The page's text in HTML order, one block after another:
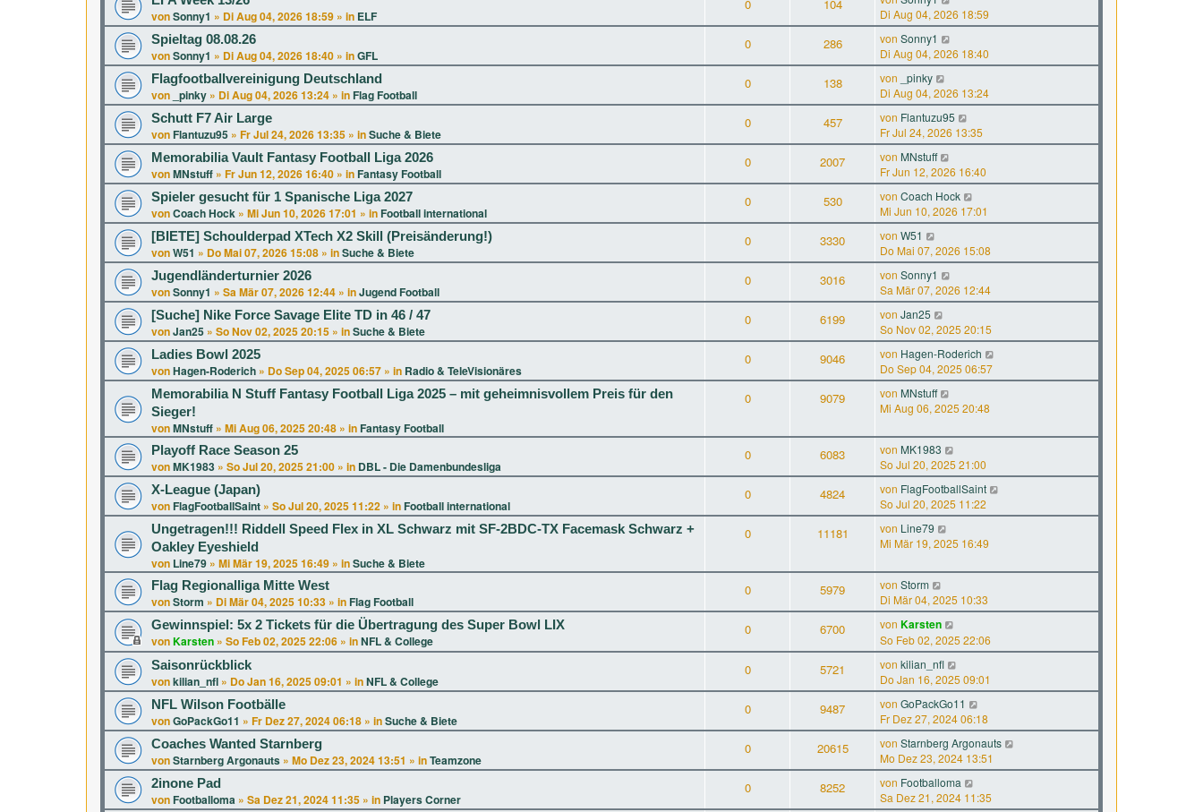
vonSonny1 » Di Aug 04, 2026 18:59 » in ELF
0 104
Di Aug 04, 2026 18:59
Spieltag 08.08.26
vonSonny1 » Di Aug 04, 2026 18:40 » inGFL
0 286 von Sonny1
Di Aug 04, 2026 18:40
Flagfootballvereinigung Deutschland
von _pinky » Di Aug 04, 2026 13:24 » in Flag Football
0 138 von
_pinky
Di Aug 04, 2026 13:24
Schutt F7 Air Large
von Flantuzu95 » Fr Jul 24, 2026 13:35 » inSuche & Biete
0 457 von Flantuzu95
Fr Jul 24, 2026 13:35
Memorabilia Vault Fantasy Football Liga 2026
vonMNstuff » Fr Jun 12, 2026 16:40 » in Fantasy Football
0 2007 von MNstuff
Fr Jun 12, 2026 16:40
Spieler gesucht für 1 Spanische Liga 2027
vonCoach Hock » Mi Jun 10, 2026 17:01 » in Football international
0 530 von Coach Hock
Mi Jun 10, 2026 17:01
[BIETE] Schoulderpad XTech X2 Skill (Preisänderung!)
vonW51 » Do Mai 07, 2026 15:08 » inSuche & Biete
0 3330 von W51
Do Mai 07, 2026 15:08
Jugendländerturnier 2026
vonSonny1 » Sa Mär 07, 2026 12:44 » inJugend Football
0 3016 von Sonny1
Sa Mär 07, 2026 12:44
[Suche] Nike Force Savage Elite TD in 46 / 47
vonJan25 » So Nov 02, 2025 20:15 » inSuche & Biete
0 6199 von Jan25
So Nov 02, 2025 20:15
Ladies Bowl 2025
vonHagen-Roderich » Do Sep 04, 2025 06:57 » in Radio & TeleVisionäres
0 9046 von Hagen-Roderich
Do Sep 04, 2025 06:57
Memorabilia N Stuff Fantasy Football Liga 2025 – mit geheimnisvollem Preis für den
Sieger!
vonMNstuff » Mi Aug 06, 2025 20:48 » in Fantasy Football
0 9079 von MNstuff
Mi Aug 06, 2025 20:48
Playoff Race Season 25
vonMK1983 » So Jul 20, 2025 21:00 » in DBL - Die Damenbundesliga
0 6083 von MK1983
So Jul 20, 2025 21:00
X-League (Japan)
von FlagFootballSaint » So Jul 20, 2025 11:22 » in Football international
0 4824 von FlagFootballSaint
So Jul 20, 2025 11:22
Ungetragen!!! Riddell Speed Flex in XL Schwarz mit SF-2BDC-TX Facemask Schwarz +
Oakley Eyeshield
von Line79 » Mi Mär 19, 2025 16:49 » inSuche & Biete
0 11181 von Line79
Mi Mär 19, 2025 16:49
Flag Regionalliga Mitte West
vonStorm » Di Mär 04, 2025 10:33 » in Flag Football
0 5979 von Storm
Di Mär 04, 2025 10:33
Gewinnspiel: 5x 2 Tickets für die Übertragung des Super Bowl LIX
vonKarsten » So Feb 02, 2025 22:06 » inNFL & College
0 6700 von Karsten
So Feb 02, 2025 22:06
Saisonrückblick
vonkilian_nfl » Do Jan 16, 2025 09:01 » inNFL & College
0 5721 von kilian_nfl
Do Jan 16, 2025 09:01
NFL Wilson Footbälle
vonGoPackGo11 » Fr Dez 27, 2024 06:18 » inSuche & Biete
0 9487 von GoPackGo11
Fr Dez 27, 2024 06:18
Coaches Wanted Starnberg
vonStarnberg Argonauts » Mo Dez 23, 2024 13:51 » inTeamzone
0 20615 von Starnberg Argonauts
Mo Dez 23, 2024 13:51
2inone Pad
von Footballoma » Sa Dez 21, 2024 11:35 » in Players Corner
0 8252 von Footballoma
Sa Dez 21, 2024 11:35